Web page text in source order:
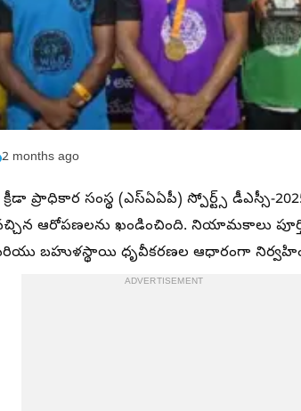
2 months ago
క్రీడా ప్రాధికార సంస్థ (ఎస్‌ఏఏపీ) స్పోర్ట్స్
ఆరోపణలను ఖండించింది. నియామకాలు
బహుళస్థాయి ధృవీకరణల ఆధారంగా
ADVERTISEMENT